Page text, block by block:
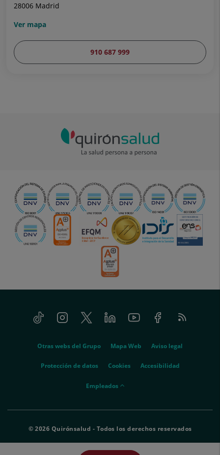
28006 Madrid
Ver mapa
910 687 999
Tiktok InstagramTwitter LinkedinYoutube FacebookFeed
RSS
Otras webs del Grupo Mapa Web Aviso legal
Protección de datos Cookies Accesibilidad
empleados
Empleados
© 2026 Quirónsalud - Todos los derechos reservados